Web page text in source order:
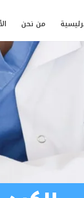
من نحن